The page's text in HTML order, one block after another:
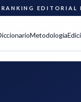
EDITORIAL
Metodología